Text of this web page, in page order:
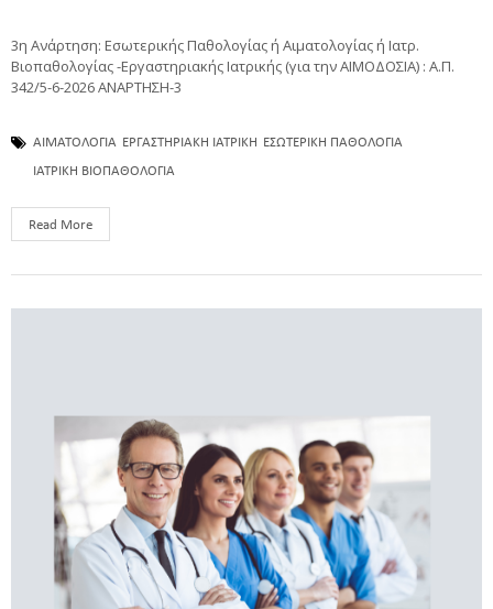
3η Ανάρτηση: Εσωτερικής Παθολογίας ή Αιματολογίας ή Ιατρ.
Βιοπαθολογίας -Εργαστηριακής Ιατρικής (για την ΑΙΜΟΔΟΣΙΑ) : Α.Π.
342/5-6-2026 ΑΝΑΡΤΗΣΗ-3
ΑΙΜΑΤΟΛΟΓΙΑ ΕΡΓΑΣΤΗΡΙΑΚΗ ΙΑΤΡΙΚΗ ΕΣΩΤΕΡΙΚΗ ΠΑΘΟΛΟΓΙΑ
ΙΑΤΡΙΚΗ ΒΙΟΠΑΘΟΛΟΓΙΑ
Read More